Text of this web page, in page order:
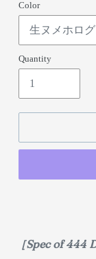
Color
Quantity
［Spec of 444